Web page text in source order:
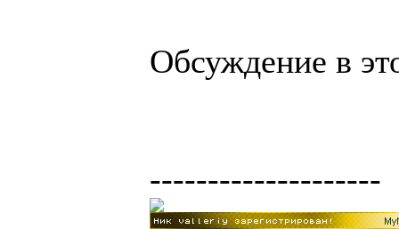
Обсуждение в
--------------------